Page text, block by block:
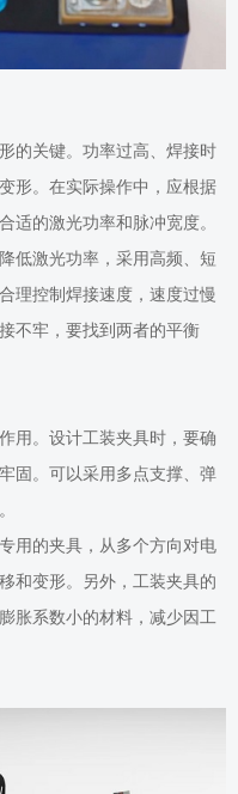
的关键。功率过高、焊接时
形。在实际操作中，应根据
适的激光功率和脉冲宽度。
低激光功率，采用高频、短
理控制焊接速度，速度过慢
不牢，要找到两者的平衡
用。设计工装夹具时，要确
固。可以采用多点支撑、弹
用的夹具，从多个方向对电
和变形。另外，工装夹具的
胀系数小的材料，减少因工